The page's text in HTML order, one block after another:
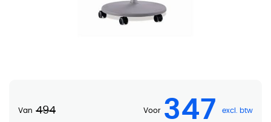
Voor 347
Van 494